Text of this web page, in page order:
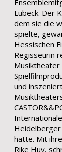
Lübeck. Der
dem sie die
spielte,
Hessischen
Regisseurin
Musiktheater
und
hatte. Mit
Rike Huy,